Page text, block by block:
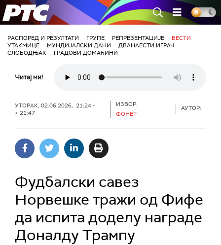
РТС
РАСПОРЕД И РЕЗУЛТАТИ ГРУПЕ РЕПРЕЗЕНТАЦИЈЕ
ВЕСТИ
УТАКМИЦЕ
МУНДИЈАЛСКИ ДАНИ
ДВАНАЕСТИ ИГРАЧ
СЛОБОДЊАК
ГРАДОВИ ДОМАЋИНИ
Читај ми!
УТОРАК, 02.06.2026, 21:24 -
> 21:47
ИЗВОР:
ФОНЕТ
АУТОР:
Фудбалски савез
Норвешке тражи од Фифе
да испита доделу награде
Доналду Трампу